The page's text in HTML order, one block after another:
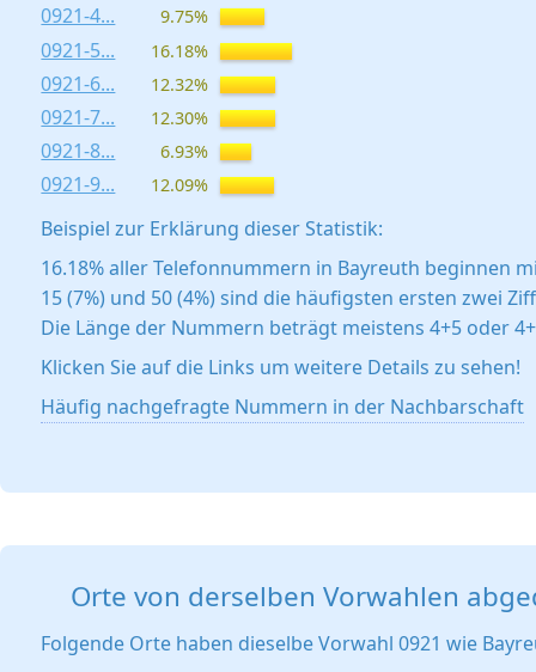
0921-4... 9.75%
0921-5... 16.18%
0921-6... 12.32%
0921-7... 12.30%
0921-8... 6.93%
0921-9... 12.09%
Beispiel zur Erklärung dieser Statistik:
16.18% aller Telefonnummern in Bayreuth beginnen
15 (7%) und 50 (4%) sind die häufigsten ersten zwei
Die Länge der Nummern beträgt meistens 4+5 oder
Klicken Sie auf die Links um weitere Details zu sehen!
Häufig nachgefragte Nummern in der Nachbarschaft
Orte von derselben Vorwahlen
Folgende Orte haben dieselbe Vorwahl 0921 wie